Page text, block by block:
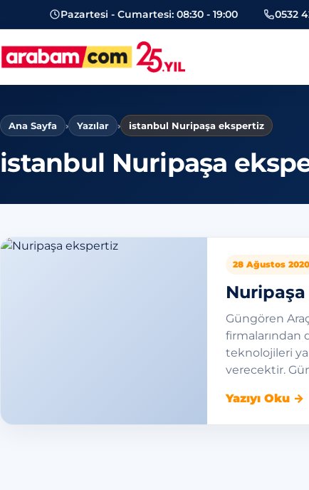
Pazartesi - Cumartesi: 08:30 - 19:00 0532
arabam.com Güngören oto
Ana Sayfa › Yazılar › istanbul Nuripaşa ekspertiz
istanbul Nuripaşa
28 Ağustos 2020
Güngören
firmalarından
teknolojileri
verecektir.
Yazıyı Oku →